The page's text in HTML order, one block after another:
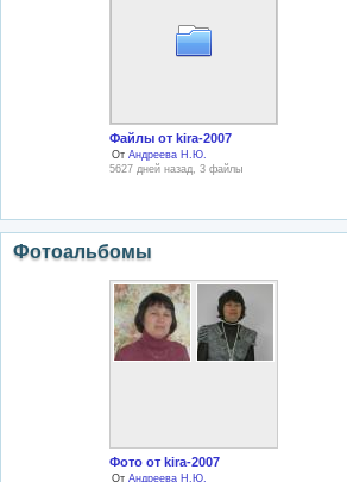
Файлы от kira-2007
От Андреева Н.Ю.
5627 дней назад, 3 файлы
Фотоальбомы
Фото от kira-2007
От Андреева Н.Ю.